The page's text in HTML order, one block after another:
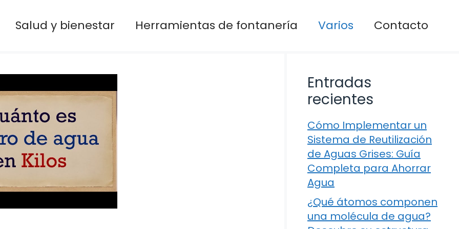
Salud y bienestar Herramientas de fontanería Varios Contacto
Entradas
recientes
Cómo Implementar un
Sistema de Reutilización
de Aguas Grises: Guía
Completa para Ahorrar
Agua
¿Qué átomos componen
una molécula de agua?